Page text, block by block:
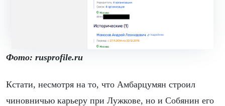
Фото: rusprofile.ru
Кстати, несмотря на то, что Амбарцумян строил
чиновничью карьеру при Лужкове, но и Собянин его